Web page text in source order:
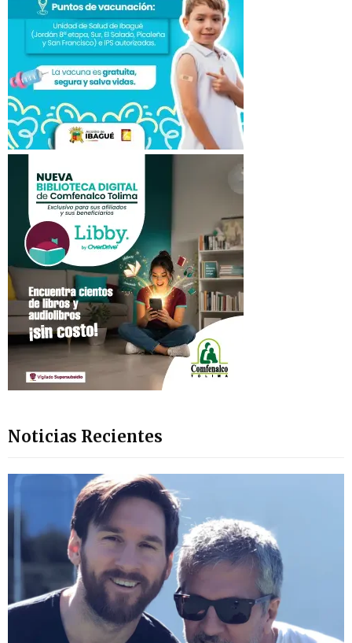
Noticias Recientes